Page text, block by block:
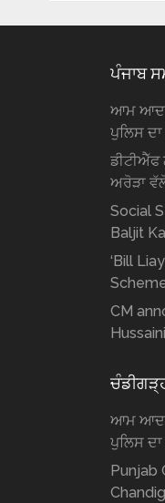
ਪੰਜਾਬ
ਆਮ
ਪੁਲਿਸ
ਡੀਟੀਐੱਫ
ਅਰੋੜਾ
Social
Baljit
‘Bill
CM
ਆਮ
ਪੁਲਿਸ
Punjab